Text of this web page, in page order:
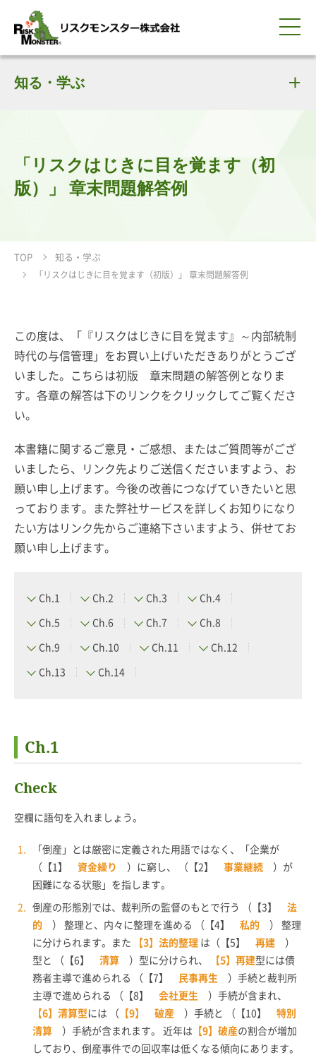
サービス紹介
選ばれる理由
知る・学ぶ
導入事例
企業情報
採用情報
IR情報
お問い合わせ
0120-259-440
知る・学ぶ
「リスクはじきに目を覚ます（初
版）」 章末問題解答例
TOP 知る・学ぶ
「リスクはじきに目を覚ます（初版）」 章末問題解答例
この度は、「『リスクはじきに目を覚ます』～内部統制
時代の与信管理」をお買い上げいただきありがとうござ
いました。こちらは初版 章末問題の解答例となりま
す。各章の解答は下のリンクをクリックしてご覧くださ
い。
本書籍に関するご意見・ご感想、またはご質問等がござ
いましたら、リンク先よりご送信くださいますよう、お
願い申し上げます。今後の改善につなげていきたいと思
っております。また弊社サービスを詳しくお知りになり
たい方はリンク先からご連絡下さいますよう、併せてお
願い申し上げます。
Ch.1 Ch.2 Ch.3 Ch.4
Ch.5 Ch.6 Ch.7 Ch.8
Ch.9 Ch.10 Ch.11 Ch.12
Ch.13 Ch.14
Ch.1
Check
空欄に語句を入れましょう。
「倒産」とは厳密に定義された用語ではなく、「企業が
（【1】 資金繰り ）に窮し、 （【2】 事業継続 ）が
困難になる状態」を指します。
倒産の形態別では、裁判所の監督のもとで行う （【3】 法
的 ） 整理と、内々に整理を進める （【4】 私的 ） 整理
に分けられます。また
【3】法的整理 は（【5】 再建 ）
型と （【6】 清算 ）型に分けられ、 【5】再建型には債
務者主導で進められる （【7】
民事再生 ）手続と裁判所
主導で進められる （【8】 会社更生 ）手続が含まれ、
【6】清算型には （ 【9】 破産 ）手続と （【10】 特別
清算 ）手続が含まれます。 近年は 【9】破産の割合が増加
しており、倒産事件での回収率は低くなる傾向にあります。